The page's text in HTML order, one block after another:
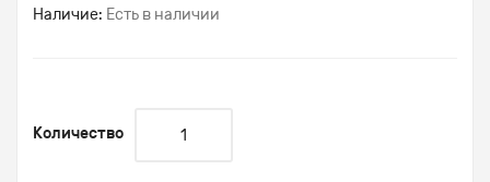
Наличие: Есть в наличии
Количество